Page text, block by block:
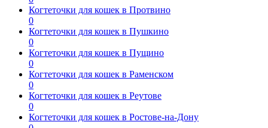
Когтеточки для кошек в Протвино
0
Когтеточки для кошек в Пушкино
0
Когтеточки для кошек в Пущино
0
Когтеточки для кошек в Раменском
0
Когтеточки для кошек в Реутове
0
Когтеточки для кошек в Ростове-на-Дону